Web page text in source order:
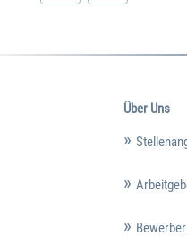
Über Uns